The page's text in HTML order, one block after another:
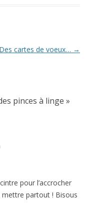
Des cartes de voeux… →
pinces à linge »
pour l’accrocher
partout ! Bisous